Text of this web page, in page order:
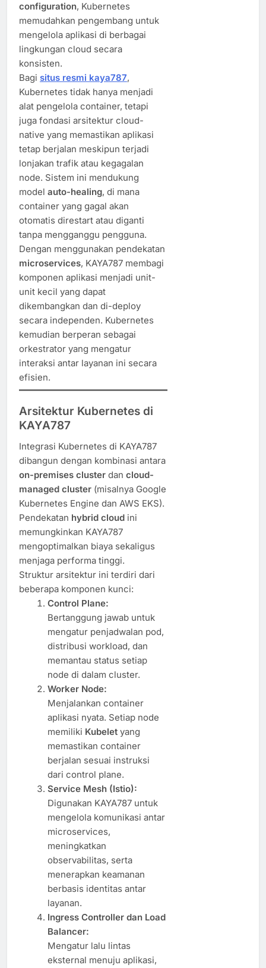
configuration, Kubernetes
memudahkan pengembang untuk
mengelola aplikasi di berbagai
lingkungan cloud secara
konsisten.
Bagi situs resmi kaya787,
Kubernetes tidak hanya menjadi
alat pengelola container, tetapi
juga fondasi arsitektur cloud-
native yang memastikan aplikasi
tetap berjalan meskipun terjadi
lonjakan trafik atau kegagalan
node. Sistem ini mendukung
model auto-healing, di mana
container yang gagal akan
otomatis direstart atau diganti
tanpa mengganggu pengguna.
Dengan menggunakan pendekatan
microservices, KAYA787 membagi
komponen aplikasi menjadi unit-
unit kecil yang dapat
dikembangkan dan di-deploy
secara independen. Kubernetes
kemudian berperan sebagai
orkestrator yang mengatur
interaksi antar layanan ini secara
efisien.
Arsitektur Kubernetes di
KAYA787
Integrasi Kubernetes di KAYA787
dibangun dengan kombinasi antara
on-premises cluster dan cloud-
managed cluster (misalnya Google
Kubernetes Engine dan AWS EKS).
Pendekatan hybrid cloud ini
memungkinkan KAYA787
mengoptimalkan biaya sekaligus
menjaga performa tinggi.
Struktur arsitektur ini terdiri dari
beberapa komponen kunci:
Control Plane:
Bertanggung jawab untuk
mengatur penjadwalan pod,
distribusi workload, dan
memantau status setiap
node di dalam cluster.
Worker Node:
Menjalankan container
aplikasi nyata. Setiap node
memiliki Kubeletyang
memastikan container
berjalan sesuai instruksi
dari control plane.
Service Mesh (Istio):
Digunakan KAYA787 untuk
mengelola komunikasi antar
microservices,
meningkatkan
observabilitas, serta
menerapkan keamanan
berbasis identitas antar
layanan.
Ingress Controller dan Load
Balancer:
Mengatur lalu lintas
eksternal menuju aplikasi,